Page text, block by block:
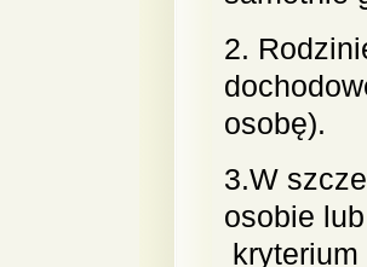
2.
osobę).
3.W
osobie